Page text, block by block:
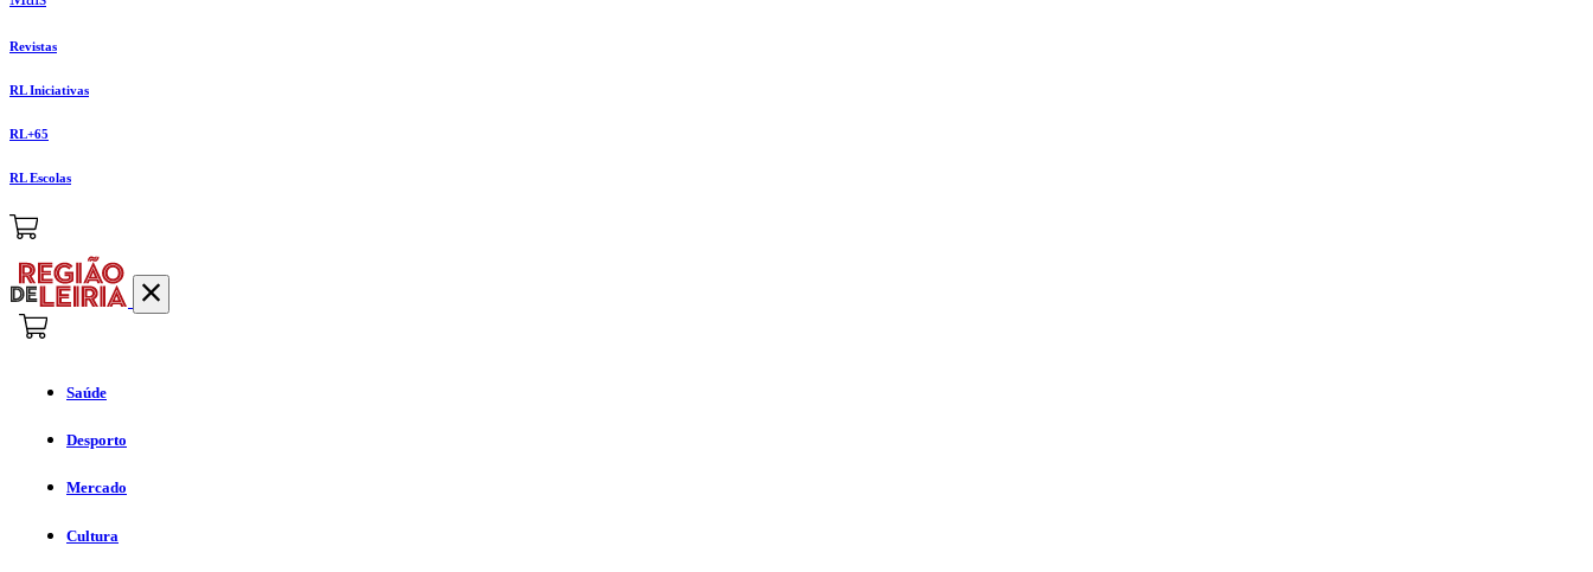
Revistas
RL Iniciativas
RL+65
RL Escolas
Saúde
Desporto
Mercado
Cultura